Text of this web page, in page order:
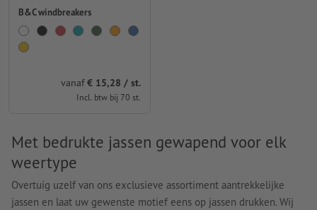
B&C windbreakers
vanaf€ 15,28 / st.
Incl. btw bij 70 st.
Met bedrukte jassen gewapend voor elk
weertype
Overtuig uzelf van ons exclusieve assortiment aantrekkelijke
jassen en laat uw gewenste motief eens op jassen drukken. Wij